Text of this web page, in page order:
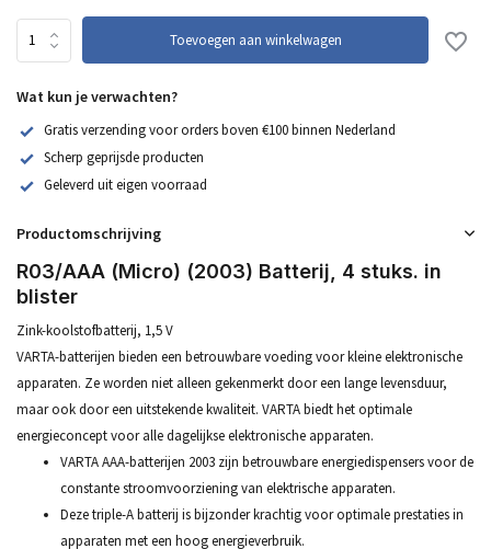
Toevoegen aan winkelwagen
Wat kun je verwachten?
Gratis verzending voor orders boven €100 binnen Nederland
Scherp geprijsde producten
Geleverd uit eigen voorraad
Productomschrijving
R03/AAA (Micro) (2003) Batterij, 4 stuks. in
blister
Zink-koolstofbatterij, 1,5 V
VARTA-batterijen bieden een betrouwbare voeding voor kleine elektronische
apparaten. Ze worden niet alleen gekenmerkt door een lange levensduur,
maar ook door een uitstekende kwaliteit. VARTA biedt het optimale
energieconcept voor alle dagelijkse elektronische apparaten.
VARTA AAA-batterijen 2003 zijn betrouwbare energiedispensers voor de
constante stroomvoorziening van elektrische apparaten.
Deze triple-A batterij is bijzonder krachtig voor optimale prestaties in
apparaten met een hoog energieverbruik.